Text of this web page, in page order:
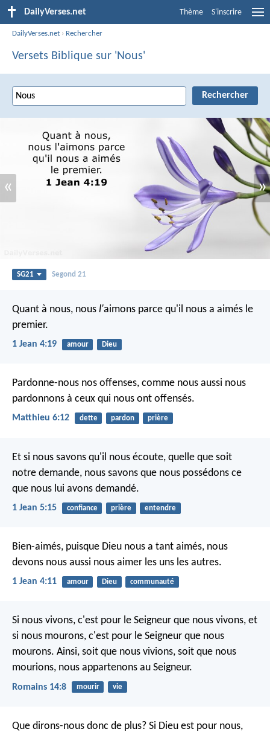
DailyVerses.net Thème S'inscrire
DailyVerses.net › Rechercher
Versets Biblique sur 'Nous'
« »
SG21 Segond 21
Quant à nous, nous l'aimons parce qu'il nous a aimés le
premier.
1 Jean 4:19 amour Dieu
Pardonne-nous nos offenses, comme nous aussi nous
pardonnons à ceux qui nous ont offensés.
Matthieu 6:12 dette pardon prière
Et si nous savons qu'il nous écoute, quelle que soit
notre demande, nous savons que nous possédons ce
que nous lui avons demandé.
1 Jean 5:15 confiance prière entendre
Bien-aimés, puisque Dieu nous a tant aimés, nous
devons nous aussi nous aimer les uns les autres.
1 Jean 4:11 amour Dieu communauté
Si nous vivons, c'est pour le Seigneur que nous vivons, et
si nous mourons, c'est pour le Seigneur que nous
mourons. Ainsi, soit que nous vivions, soit que nous
mourions, nous appartenons au Seigneur.
Romains 14:8 mourir vie
Que dirons-nous donc de plus? Si Dieu est pour nous,